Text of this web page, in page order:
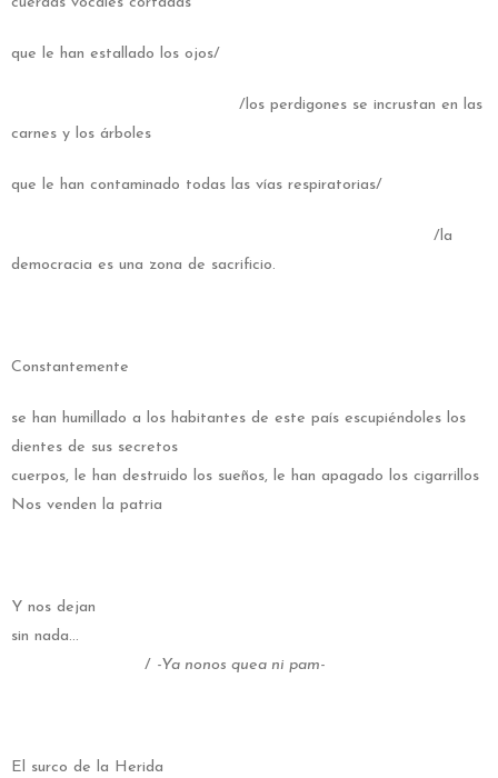
que le han estallado los ojos/
/los perdigones se incrustan en las
carnes y los árboles
que le han contaminado todas las vías respiratorias/
/la
democracia es una zona de sacrificio.
Constantemente
se han humillado a los habitantes de este país escupiéndoles los
dientes de sus secretos
cuerpos, le han destruido los sueños, le han apagado los cigarrillos
Nos venden la patria
Y nos dejan
sin nada…
/ -Ya nonos quea ni pam-
El surco de la Herida